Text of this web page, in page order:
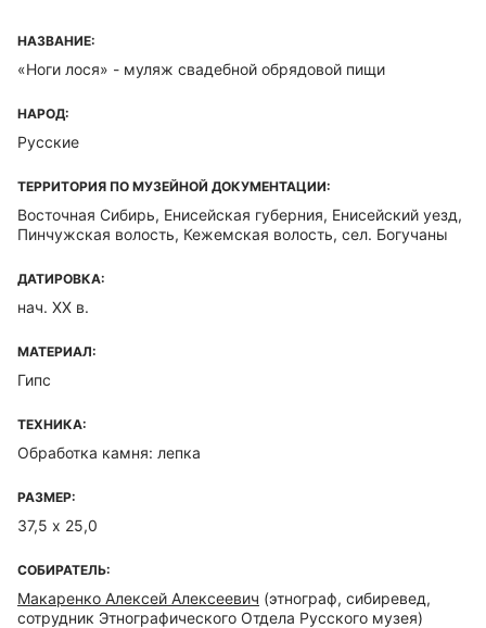
НАЗВАНИЕ:
«Ноги лося» - муляж свадебной обрядовой пищи
НАРОД:
Русские
ТЕРРИТОРИЯ ПО МУЗЕЙНОЙ ДОКУМЕНТАЦИИ:
Восточная Сибирь, Енисейская губерния, Енисейский уезд,
Пинчужская волость, Кежемская волость, сел. Богучаны
ДАТИРОВКА:
нач. XX в.
МАТЕРИАЛ:
Гипс
ТЕХНИКА:
Обработка камня: лепка
РАЗМЕР:
37,5 х 25,0
СОБИРАТЕЛЬ:
Макаренко Алексей Алексеевич (этнограф, сибиревед,
сотрудник Этнографического Отдела Русского музея)